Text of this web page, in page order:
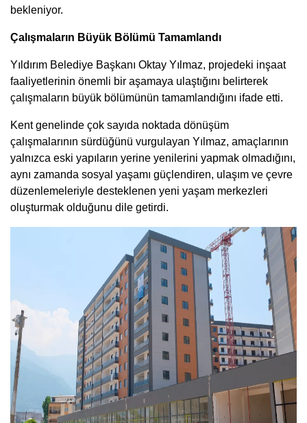
bekleniyor.
Çalışmaların Büyük Bölümü Tamamlandı
Yıldırım Belediye Başkanı Oktay Yılmaz, projedeki inşaat
faaliyetlerinin önemli bir aşamaya ulaştığını belirterek
çalışmaların büyük bölümünün tamamlandığını ifade etti.
Kent genelinde çok sayıda noktada dönüşüm
çalışmalarının sürdüğünü vurgulayan Yılmaz, amaçlarının
yalnızca eski yapıların yerine yenilerini yapmak olmadığını,
aynı zamanda sosyal yaşamı güçlendiren, ulaşım ve çevre
düzenlemeleriyle desteklenen yeni yaşam merkezleri
oluşturmak olduğunu dile getirdi.